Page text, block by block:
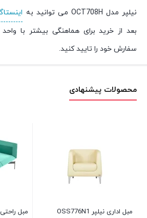
نیلپر مدل OCT708H می توانید به
بعد از خرید برای هماهنگی بیشتر با
سفارش خود را تایید کنید.
محصولات پیشنهادی
مبل اداری نیلپر OSS776N1